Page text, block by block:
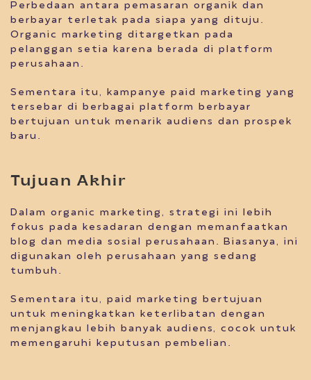
Perbedaan antara pemasaran organik dan
berbayar terletak pada siapa yang dituju.
Organic marketing ditargetkan pada
pelanggan setia karena berada di platform
perusahaan.
Sementara itu, kampanye paid marketing yang
tersebar di berbagai platform berbayar
bertujuan untuk menarik audiens dan prospek
baru.
Tujuan Akhir
Dalam organic marketing, strategi ini lebih
fokus pada kesadaran dengan memanfaatkan
blog dan media sosial perusahaan. Biasanya, ini
digunakan oleh perusahaan yang sedang
tumbuh.
Sementara itu, paid marketing bertujuan
untuk meningkatkan keterlibatan dengan
menjangkau lebih banyak audiens, cocok untuk
memengaruhi keputusan pembelian.